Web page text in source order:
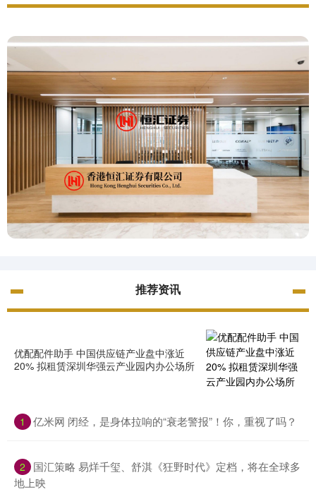
推荐资讯
优配配件助手 中国供应链产业盘中涨近
20% 拟租赁深圳华强云产业园内办公场所
1 亿米网 闭经，是身体拉响的“衰老警报”！你，重视了吗？
2
国汇策略 易烊千玺、舒淇《狂野时代》定档，将在全球多
地上映